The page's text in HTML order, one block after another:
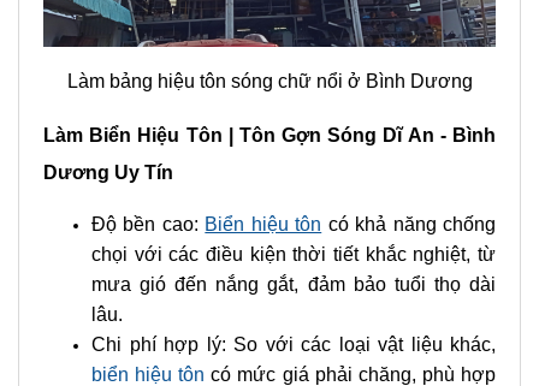
Làm bảng hiệu tôn sóng chữ nổi ở Bình Dương
Làm Biển Hiệu Tôn | Tôn Gợn Sóng Dĩ An - Bình
Dương Uy Tín
Độ bền cao: Biển hiệu tôn có khả năng chống
chọi với các điều kiện thời tiết khắc nghiệt, từ
mưa gió đến nắng gắt, đảm bảo tuổi thọ dài
lâu.
Chi phí hợp lý: So với các loại vật liệu khác,
biển hiệu tôn có mức giá phải chăng, phù hợp